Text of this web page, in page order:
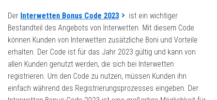
Der Interwetten Bonus Code 2023
ist ein wichtiger
Bestandteil des Angebots von Interwetten. Mit diesem Code
können Kunden von Interwetten zusätzliche Boni und Vorteile
erhalten. Der Code ist für das Jahr 2023 gültig und kann von
allen Kunden genutzt werden, die sich bei Interwetten
registrieren. Um den Code zu nutzen, müssen Kunden ihn
einfach während des Registrierungsprozesses eingeben. Der